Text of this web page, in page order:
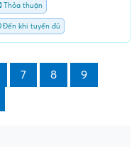
Thỏa thuận
Đến khi tuyển đủ
7 8
9